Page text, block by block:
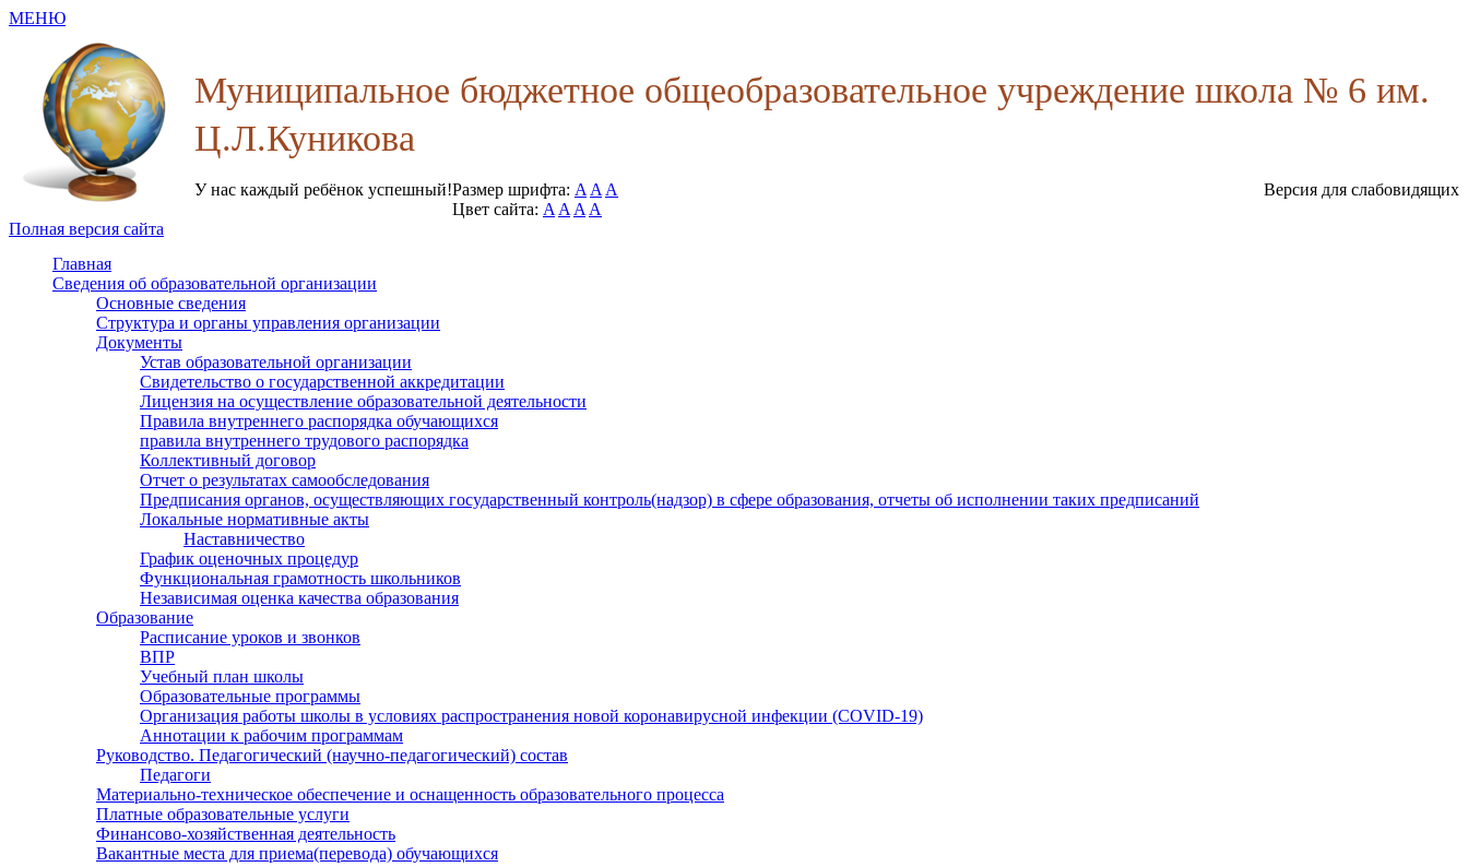
МЕНЮ
Муниципальное бюджетное общеобразовательное учреждение школа № 6 им.
Ц.Л.Куникова
У нас каждый ребёнок успешный! Версия для слабовидящих
Размер шрифта: A A A
Цвет сайта: A A A A
Полная версия сайта
Главная
Сведения об образовательной организации
Основные сведения
Структура и органы управления организации
Документы
Устав образовательной организации
Свидетельство о государственной аккредитации
Лицензия на осуществление образовательной деятельности
Правила внутреннего распорядка обучающихся
правила внутреннего трудового распорядка
Коллективный договор
Отчет о результатах самообследования
Предписания органов, осуществляющих государственный контроль(надзор) в сфере образования, отчеты об исполнении таких предписаний
Локальные нормативные акты
Наставничество
График оценочных процедур
Функциональная грамотность школьников
Независимая оценка качества образования
Образование
Расписание уроков и звонков
ВПР
Учебный план школы
Образовательные программы
Организация работы школы в условиях распространения новой коронавирусной инфекции (CОVID-19)
Аннотации к рабочим программам
Руководство. Педагогический (научно-педагогический) состав
Педагоги
Материально-техническое обеспечение и оснащенность образовательного процесса
Платные образовательные услуги
Финансово-хозяйственная деятельность
Вакантные места для приема(перевода) обучающихся